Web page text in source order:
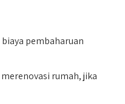
pembaharuan
rumah, jika